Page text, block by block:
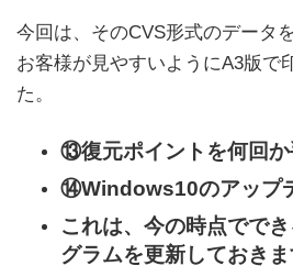
今回は、そのCVS形式のデータ
お客様が見やすいようにA3版で
た。
⑬復元ポイントを何回か
⑭Windows10のアップ
これは、今の時点でで
グラムを更新しておきま